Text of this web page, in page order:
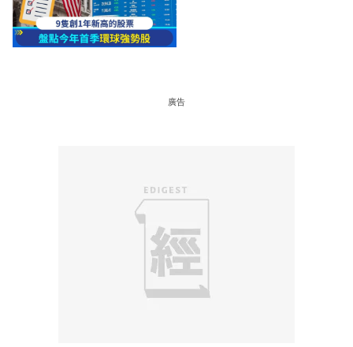
廣告